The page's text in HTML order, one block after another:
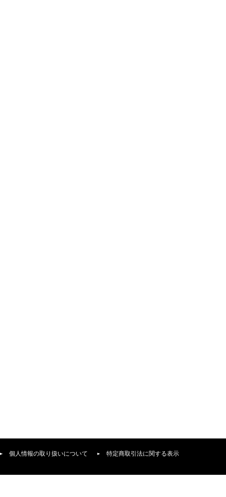
個人情報の取り扱いについて 特定商取引法に関する表示